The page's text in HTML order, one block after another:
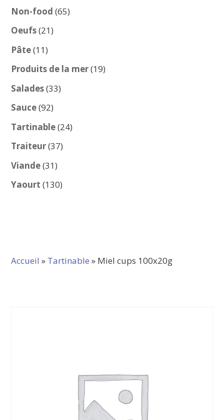
produits
Non-food 6565
Oeufs 2121
Pâte 1111
produits
Produits de la mer 1919
Salades 3333
Sauce 9292
produits
Tartinable 2424
Traiteur 3737
Viande 3131
produits
Yaourt 130130
Accueil » Tartinable » Miel cups 100x20g